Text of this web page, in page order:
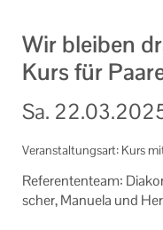
Wir bleiben
Kurs für
Sa.
Veranstaltungsart: Kurs
Re­fe­ren­ten­team:
scher, Ma­nue­la und
Mitglieder der KEB
Online-Veranstaltungen
Eltern-Kind-Gruppen